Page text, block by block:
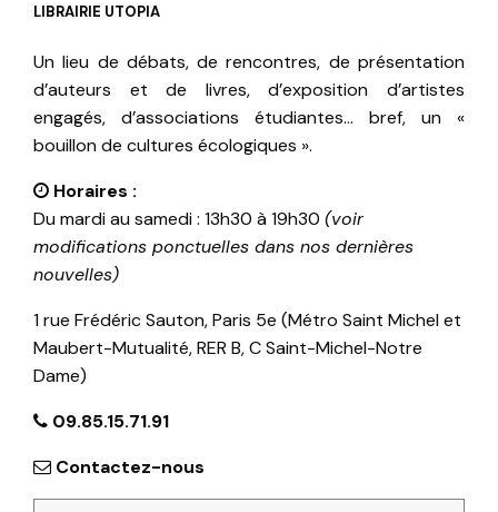
LIBRAIRIE UTOPIA
Un lieu de débats, de rencontres, de présentation
d’auteurs et de livres, d’exposition d’artistes
engagés, d’associations étudiantes… bref, un «
bouillon de cultures écologiques ».
Horaires :
Du mardi au samedi : 13h30 à 19h30 (voir
modifications ponctuelles dans nos dernières
nouvelles)
1 rue Frédéric Sauton, Paris 5e (Métro Saint Michel et
Maubert-Mutualité, RER B, C Saint-Michel-Notre
Dame)
09.85.15.71.91
Contactez-nous